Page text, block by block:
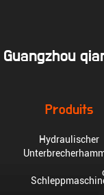
Guangzhou
Produits
Hydraulischer